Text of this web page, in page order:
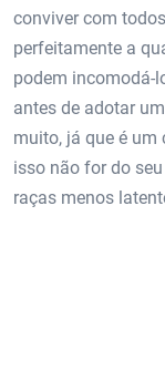
conviver com
perfeitamente a
podem incomodá-
antes de adotar
muito, já que é um
isso não for do
raças menos